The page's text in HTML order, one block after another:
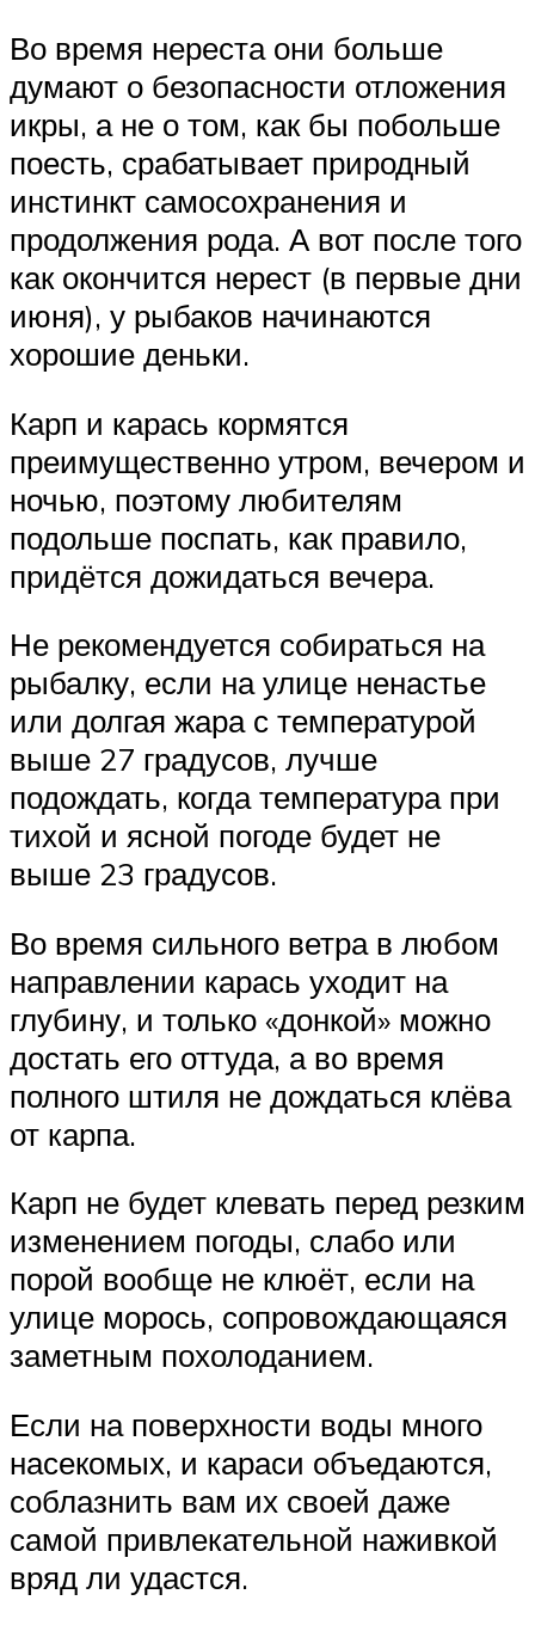
Во время нереста они больше
думают о безопасности отложения
икры, а не о том, как бы побольше
поесть, срабатывает природный
инстинкт самосохранения и
продолжения рода. А вот после того
как окончится нерест (в первые дни
июня), у рыбаков начинаются
хорошие деньки.
Карп и карась кормятся
преимущественно утром, вечером и
ночью, поэтому любителям
подольше поспать, как правило,
придётся дожидаться вечера.
Не рекомендуется собираться на
рыбалку, если на улице ненастье
или долгая жара с температурой
выше 27 градусов, лучше
подождать, когда температура при
тихой и ясной погоде будет не
выше 23 градусов.
Во время сильного ветра в любом
направлении карась уходит на
глубину, и только «донкой» можно
достать его оттуда, а во время
полного штиля не дождаться клёва
от карпа.
Карп не будет клевать перед резким
изменением погоды, слабо или
порой вообще не клюёт, если на
улице морось, сопровождающаяся
заметным похолоданием.
Если на поверхности воды много
насекомых, и караси объедаются,
соблазнить вам их своей даже
самой привлекательной наживкой
вряд ли удастся.